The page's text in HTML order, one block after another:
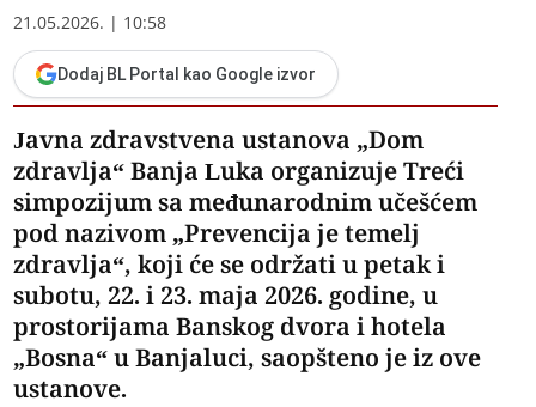
21.05.2026. | 10:58
Dodaj BL Portal kao Google izvor
Javna zdravstvena ustanova „Dom
zdravlja“ Banja Luka organizuje Treći
simpozijum sa međunarodnim učešćem
pod nazivom „Prevencija je temelj
zdravlja“, koji će se održati u petak i
subotu, 22. i 23. maja 2026. godine, u
prostorijama Banskog dvora i hotela
„Bosna“ u Banjaluci, saopšteno je iz ove
ustanove.